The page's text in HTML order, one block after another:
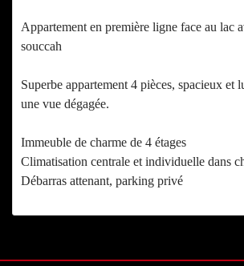
Appartement en première ligne face au lac
souccah
Superbe appartement 4 pièces, spacieux et
une vue dégagée.
Immeuble de charme de 4 étages
Climatisation centrale et individuelle dans
Débarras attenant, parking privé